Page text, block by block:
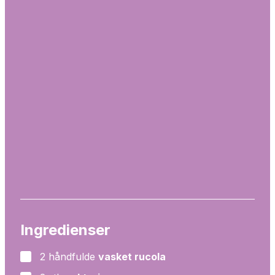
Ingredienser
▢
2 håndfulde vasket rucola